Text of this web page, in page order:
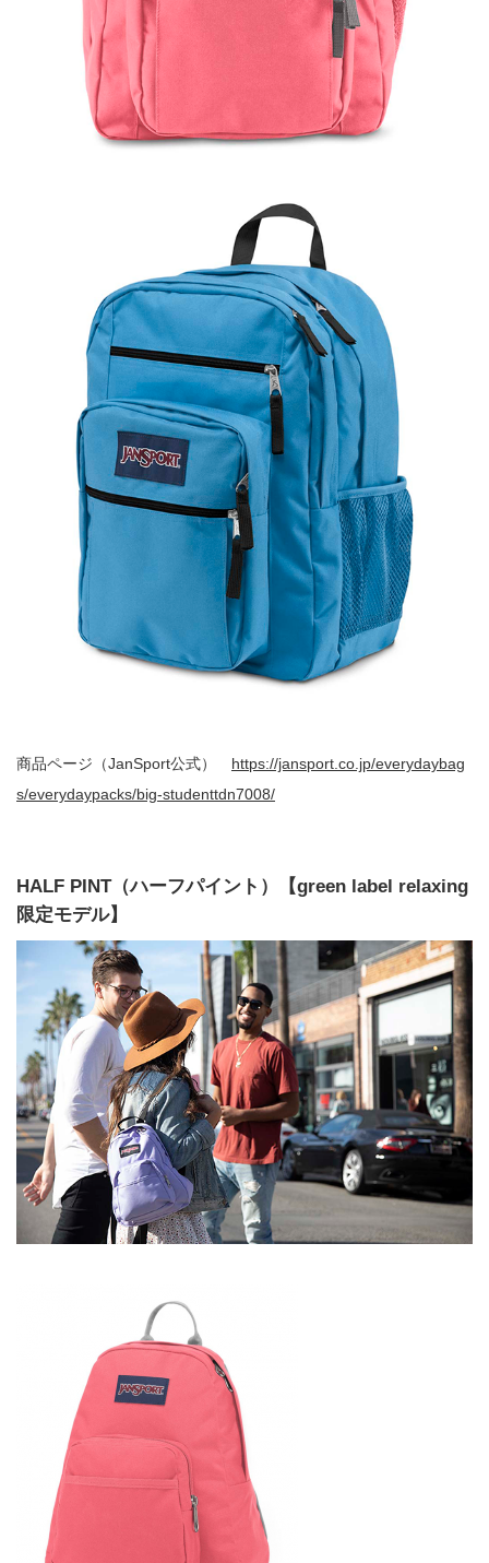
商品ページ（JanSport公式） https://jansport.co.jp/everydaybag
s/everydaypacks/big-studenttdn7008/
HALF PINT（ハーフパイント）【green label relaxing
限定モデル】